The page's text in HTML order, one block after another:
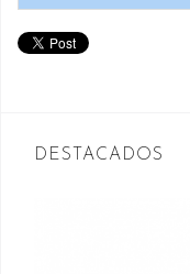
DESTACADOS